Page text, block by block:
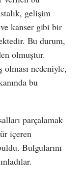
gelişim
kanser gibi bir
Bu durum,
olmuştur.
nedeniyle,
bu
parçalamak
içeren
Bulgularını